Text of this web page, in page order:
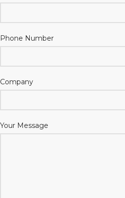
Phone Number
Company
Your Message